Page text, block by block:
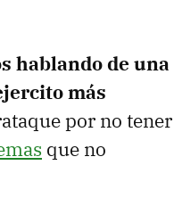
hablando de una
más
por no tener
que no